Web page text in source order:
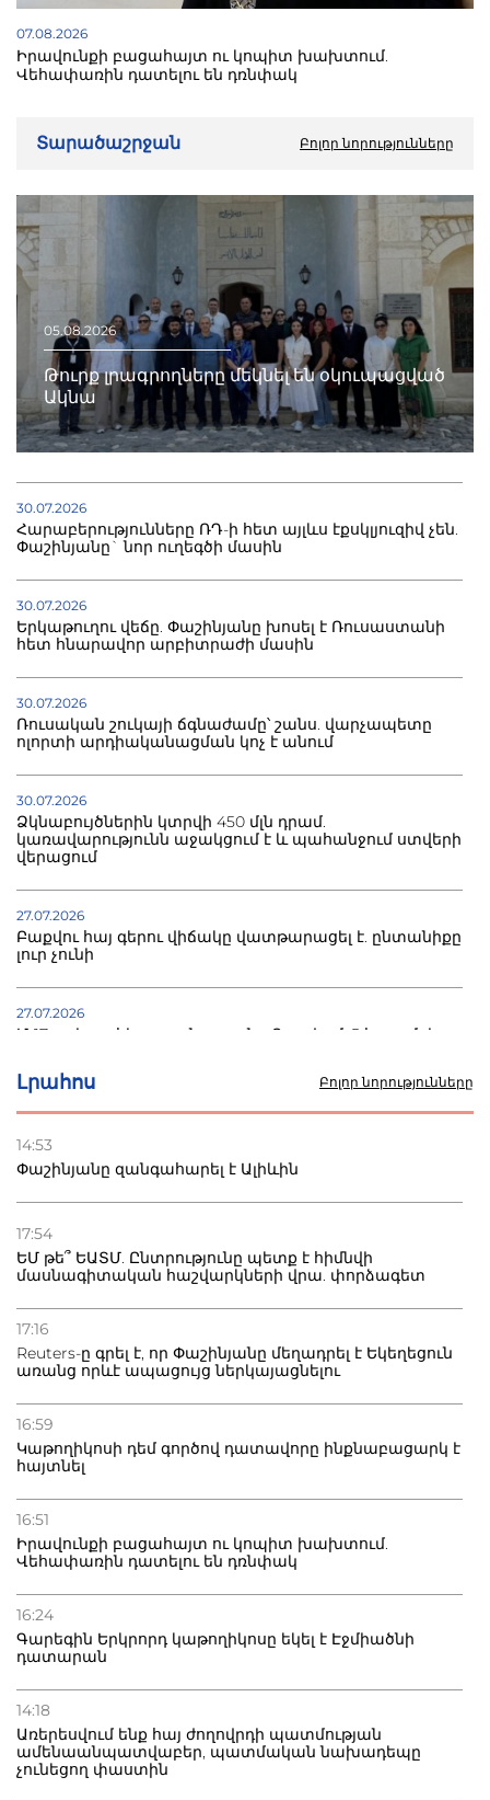
Լրահոս Բոլոր նորությունները
14:53
Փաշինյանը զանգահարել է Ալիևին
17:54
ԵՄ թե՞ ԵԱՏՄ. Ընտրությունը պետք է հիմնվի
մասնագիտական հաշվարկների վրա. փորձագետ
17:16
Reuters-ը գրել է, որ Փաշինյանը մեղադրել է Եկեղեցուն
առանց որևէ ապացույց ներկայացնելու
16:59
Կաթողիկոսի դեմ գործով դատավորը ինքնաբացարկ է
հայտնել
16:51
Իրավունքի բացահայտ ու կոպիտ խախտում.
Վեհափառին դատելու են դռնփակ
16:24
Գարեգին Երկրորդ կաթողիկոսը եկել է Էջմիածնի
դատարան
14:18
Առերեսվում ենք հայ ժողովրդի պատմության
ամենաանպատվաբեր, պատմական նախադեպը
չունեցող փաստին
07.08.2026
Իրավունքի բացահայտ ու կոպիտ խախտում.
Վեհափառին դատելու են դռնփակ
Տարածաշրջան Բոլոր նորությունները
05.08.2026
Թուրք լրագրողները մեկնել են օկուպացված
Ակնա
30.07.2026
Հարաբերությունները ՌԴ-ի հետ այլևս էքսկլյուզիվ չեն.
Փաշինյանը` նոր ուղեգծի մասին
30.07.2026
Երկաթուղու վեճը. Փաշինյանը խոսել է Ռուսաստանի
հետ հնարավոր արբիտրաժի մասին
30.07.2026
Ռուսական շուկայի ճգնաժամը՝ շանս. վարչապետը
ոլորտի արդիականացման կոչ է անում
30.07.2026
Ձկնաբույծներին կտրվի 450 մլն դրամ.
կառավարությունն աջակցում է և պահանջում ստվերի
վերացում
27.07.2026
Բաքվու հայ գերու վիճակը վատթարացել է. ընտանիքը
լուր չունի
27.07.2026
Մ-17 աշխարհի առաջնությունը Բաքվում. 5 հայ ըմբիշ
22.07.2026
տուժածներ կան
21.07.2026
Դատվածություն ունեցող միգրանտներին կարգելվի
բնակվել Ռուսաստանում
20.07.2026
Բաքվի բանտից գեներալ Մանուկյանը դիմել է
Փաշինյանին